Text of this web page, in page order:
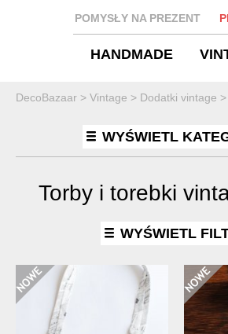
POMYSŁY NA PREZENT
HANDMADE
DecoBazaar > Vintage > Dodatki vintage >
WYŚWIETL
Torby i torebki
WYŚWIETL